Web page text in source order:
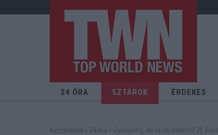
24 ÓRA SZTÁROK ÉRDEKES
Kezdőoldal » 24 óra » Gyönyörű, de rá se ismerni! 21